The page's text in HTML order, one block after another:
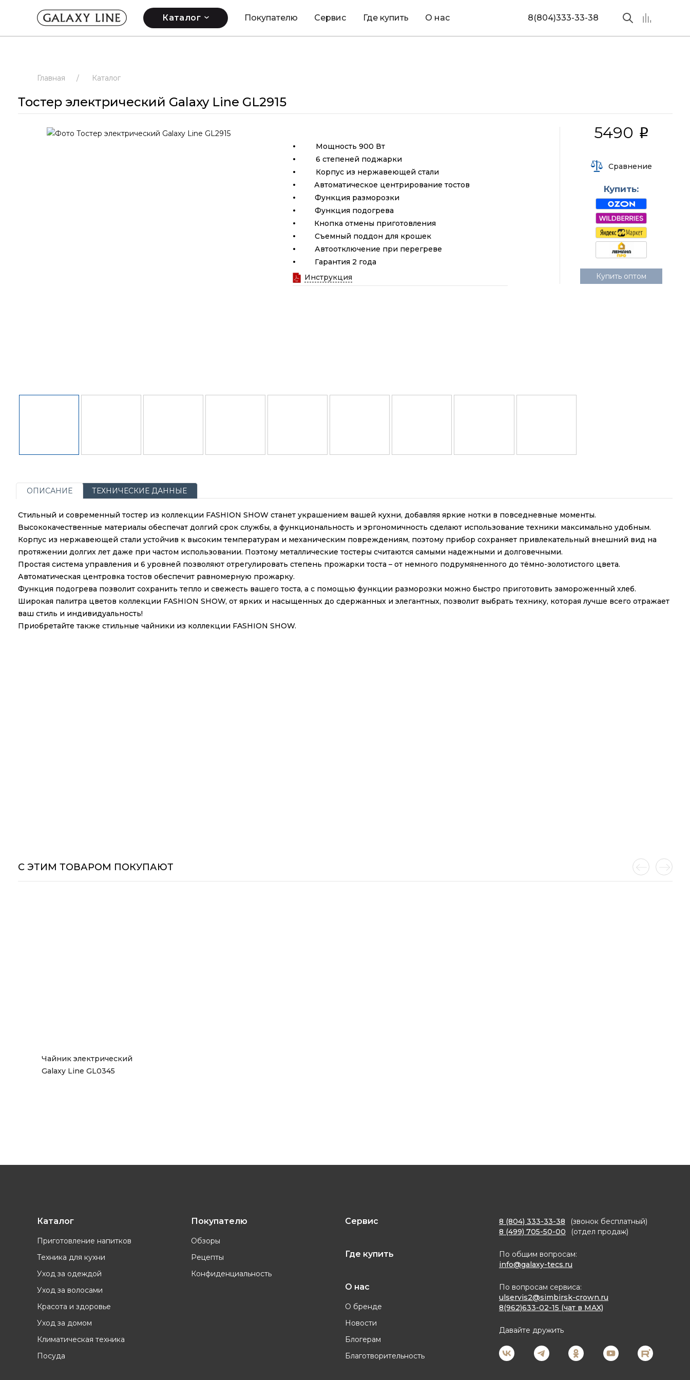
Каталог Покупателю Сервис Где купить О нас 8(804)333-33-38
Главная / Каталог
Тостер электрический Galaxy Line GL2915
5490 i
Сравнение
Купить:
Купить оптом
· Мощность 900 Вт
· 6 степеней поджарки
· Корпус из нержавеющей стали
· Автоматическое центрирование тостов
· Функция разморозки
· Функция подогрева
· Кнопка отмены приготовления
· Съемный поддон для крошек
· Автоотключение при перегреве
·
Гарантия 2 года
Инструкция
ОПИСАНИЕ ТЕХНИЧЕСКИЕ ДАННЫЕ
Стильный и современный тостер из коллекции FASHION SHOW станет украшением вашей кухни, добавляя яркие нотки в повседневные моменты.
Высококачественные материалы обеспечат долгий срок службы, а функциональность и эргономичность сделают использование техники максимально удобным.
Корпус из нержавеющей стали устойчив к высоким температурам и механическим повреждениям, поэтому прибор сохраняет привлекательный внешний вид на
протяжении долгих лет даже при частом использовании. Поэтому металлические тостеры считаются самыми надежными и долговечными.
Простая система управления и 6 уровней позволяют отрегулировать степень прожарки тоста – от немного подрумяненного до тёмно-золотистого цвета.
Автоматическая центровка тостов обеспечит равномерную прожарку.
Функция подогрева позволит сохранить тепло и свежесть вашего тоста, а с помощью функции разморозки можно быстро приготовить замороженный хлеб.
Широкая палитра цветов коллекции FASHION SHOW, от ярких и насыщенных до сдержанных и элегантных, позволит выбрать технику, которая лучше всего отражает
ваш стиль и индивидуальность!
Приобретайте также стильные чайники из коллекции FASHION SHOW.
С ЭТИМ ТОВАРОМ ПОКУПАЮТ
Чайник электрический
Galaxy Line GL0345
Каталог
Приготовление напитков
Техника для кухни
Уход за одеждой
Уход за волосами
Красота и здоровье
Уход за домом
Климатическая техника
Посуда
Покупателю
Обзоры
Рецепты
Конфиденциальность
Сервис
Где купить
О нас
О бренде
Новости
Блогерам
Благотворительность
8 (804) 333-33-38
(звонок бесплатный)
8 (499) 705-50-00
(отдел продаж)
По общим вопросам:
info@galaxy-tecs.ru
По вопросам сервиса:
ulservis2@simbirsk-crown.ru
8(962)633-02-15 (чат в MAX)
Давайте дружить